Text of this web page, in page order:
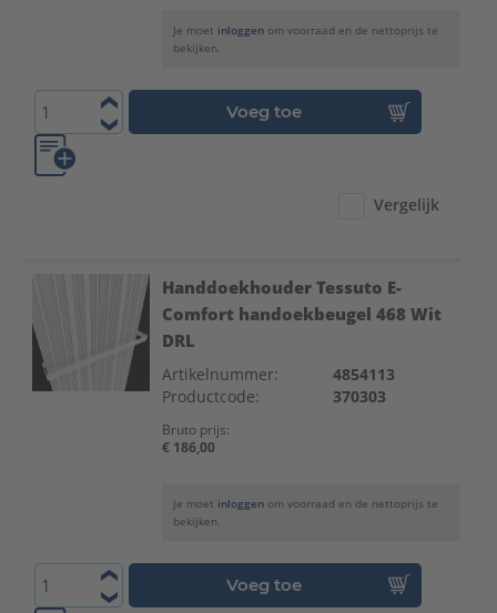
Je moet inloggen om voorraad en de nettoprijs te
bekijken.
Voeg toe
Vergelijk
Handdoekhouder Tessuto E-
Comfort handoekbeugel 468 Wit
DRL
Artikelnummer:
4854113
Productcode:
370303
Bruto prijs:
€ 186,00
Je moet inloggen om voorraad en de nettoprijs te
bekijken.
Voeg toe